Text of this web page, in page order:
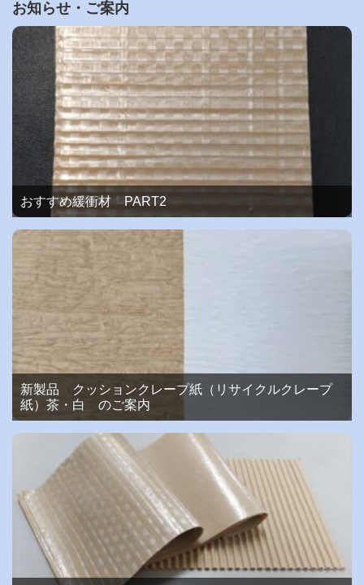
お知らせ・ご案内
おすすめ緩衝材 PART2
新製品 クッションクレープ紙（リサイクルクレープ
紙）茶・白 のご案内